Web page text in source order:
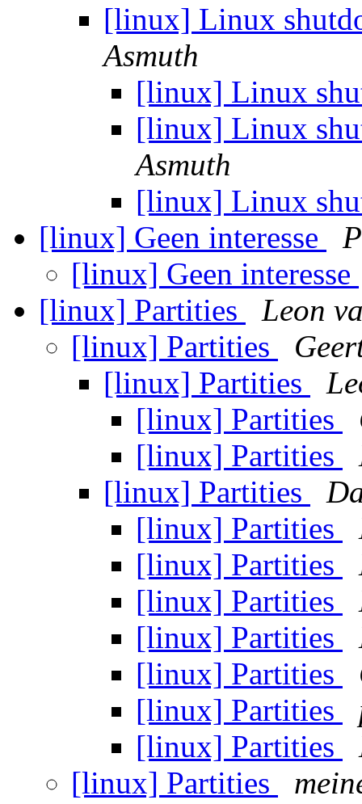
[linux] Linux
Asmuth
[linux] Linux
[linux] Linux
Asmuth
[linux] Linux
[linux] Geen interesse
[linux] Geen interesse
[linux] Partities
Leon
[linux] Partities
[linux] Partities
[linux] Partities
[linux] Partities
[linux] Partities
[linux] Partities
[linux] Partities
[linux] Partities
[linux] Partities
[linux] Partities
[linux] Partities
[linux] Partities
[linux] Partities